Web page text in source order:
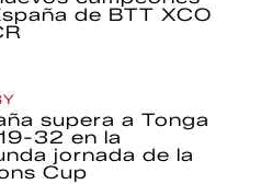
de BTT XCO
supera a Tonga
32 en la
jornada de la
Cup